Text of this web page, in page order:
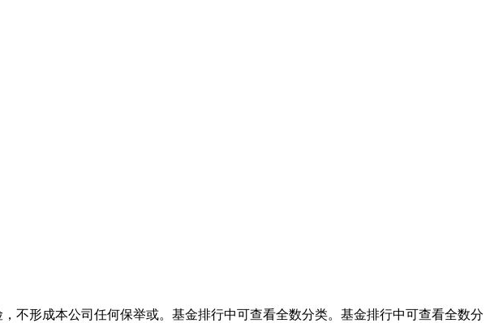
形成本公司任何保举或。基金排行中可查看全数分类。基金排行中可查看全数分